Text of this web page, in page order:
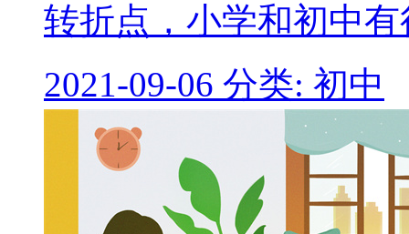
转折点，小学和初中
2021-09-06 分类: 初中